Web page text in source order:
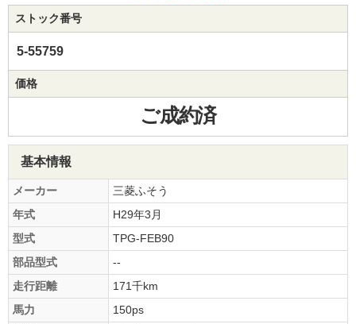
ストック番号
5-55759
価格
ご成約済
基本情報
メーカー
三菱ふそう
年式
H29年3月
型式
TPG-FEB90
部品型式
--
走行距離
171千km
馬力
150ps